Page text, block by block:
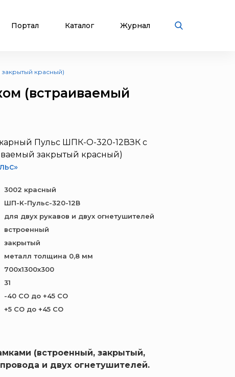
Портал Каталог Журнал
красный)
(встраиваемый
Пульс ШПК-О-320-12ВЗК с
закрытый красный)
3002 красный
ШП-К-Пульс-320-12В
для двух рукавов и двух огнетушителей
встроенный
закрытый
металл толщина 0,8 мм
700х1300х300
31
-40 СО до +45 СО
+5 СО до +45 СО
(встроенный, закрытый,
и двух огнетушителей.